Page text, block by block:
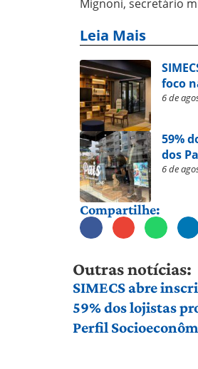
Mignoni, secretário
Leia Mais
foco
6 de
59%
dos
6 de
Compartilhe:
Outras notícias:
SIMECS abre
59% dos lojistas
Perfil